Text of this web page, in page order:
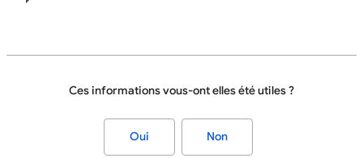
Ces informations vous-ont elles été utiles ?
Oui Non